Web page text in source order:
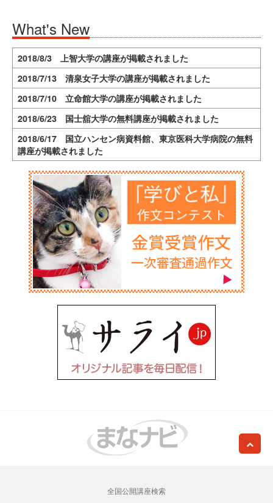
What's New
2018/8/3 上智大学の講座が掲載されました
2018/7/13 清泉女子大学の講座が掲載されました
2018/7/10 立命館大学の講座が掲載されました
2018/6/23 国士舘大学の無料講座が掲載されました
2018/6/17 国立ハンセン病資料館、東京医科大学病院の無料
講座が掲載されました
全国公開講座検索